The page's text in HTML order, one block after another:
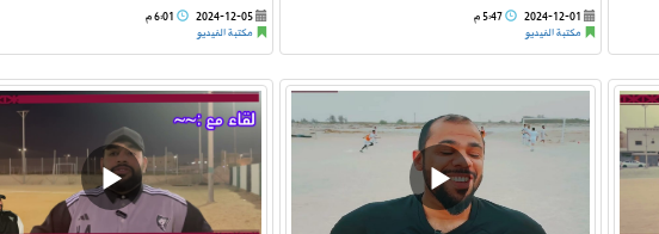
2024-12-05
مكتبة الفيديو
2024-12-01
5:47 م
مكتبة الفيديو